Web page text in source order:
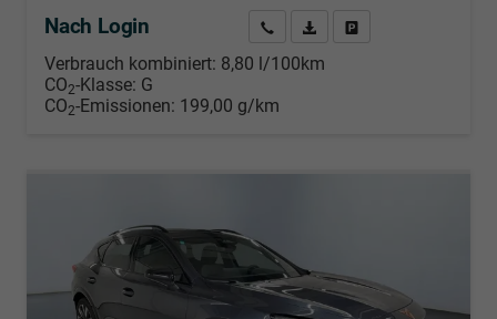
Nach Login Wir rufen Sie anPDF-Datei, Fahrzeugexposé
Verbrauch kombiniert: 8,80 l/100km
CO2-Klasse: G
CO2-Emissionen: 199,00 g/km